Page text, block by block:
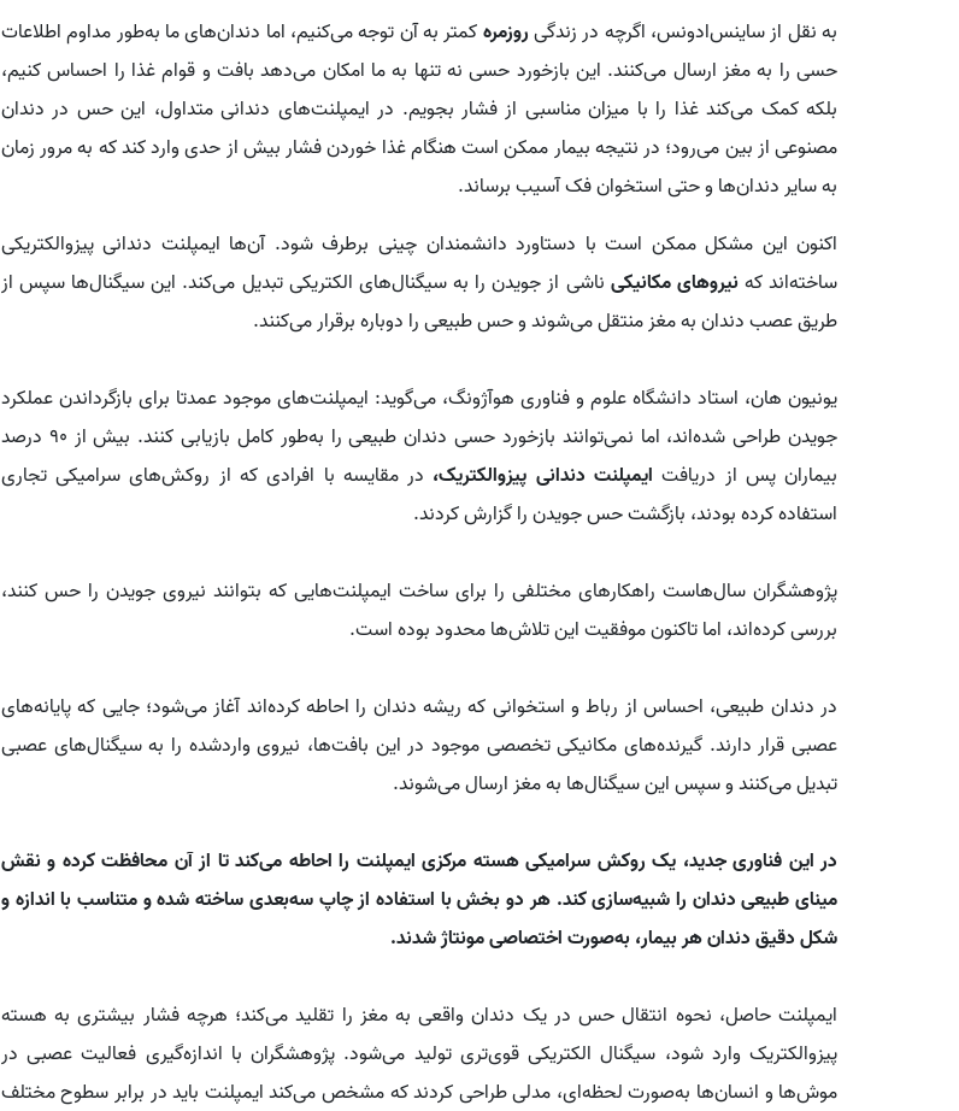
به نقل از ساینس‌ادونس، اگرچه در زندگیروزمرهکمتر به آن توجه می‌کنیم، اما دندان‌های ما به‌طور مداوم اطلاعات
حسی را به مغز ارسال می‌کنند. این بازخورد حسی نه‌ تنها به ما امکان می‌دهد بافت و قوام غذا را احساس کنیم،
بلکه کمک می‌کند غذا را با میزان مناسبی از فشار بجویم. در ایمپلنت‌های دندانی متداول، این حس در دندان
مصنوعی از بین می‌رود؛ در نتیجه بیمار ممکن است هنگام غذا خوردن فشار بیش از حدی وارد کند که به مرور زمان
به سایر دندان‌ها و حتی استخوان فک آسیب برساند.
اکنون این مشکل ممکن است با دستاورد دانشمندان چینی برطرف شود. آن‌ها ایمپلنت دندانی پیزوالکتریکی
ساخته‌اند کهنیروهای مکانیکی ناشی از جویدن را به سیگنال‌های الکتریکی تبدیل می‌کند. این سیگنال‌ها سپس از
طریق عصب دندان به مغز منتقل می‌شوند و حس طبیعی را دوباره برقرار می‌کنند.
یونیون هان، استاد دانشگاه علوم و فناوری هوآژونگ، می‌گوید: ایمپلنت‌های موجود عمدتا برای بازگرداندن عملکرد
جویدن طراحی شده‌اند، اما نمی‌توانند بازخورد حسی دندان طبیعی را به‌طور کامل بازیابی کنند. بیش از ۹۰ درصد
بیماران پس از دریافتایمپلنت دندانی پیزوالکتریک، در مقایسه با افرادی که از روکش‌های سرامیکی تجاری
استفاده کرده بودند، بازگشت حس جویدن را گزارش کردند.
پژوهشگران سال‌هاست راهکارهای مختلفی را برای ساخت ایمپلنت‌هایی که بتوانند نیروی جویدن را حس کنند،
بررسی کرده‌اند، اما تاکنون موفقیت این تلاش‌ها محدود بوده است.
در دندان طبیعی، احساس از رباط و استخوانی که ریشه دندان را احاطه کرده‌اند آغاز می‌شود؛ جایی که پایانه‌های
عصبی قرار دارند. گیرنده‌های مکانیکی تخصصی موجود در این بافت‌ها، نیروی واردشده را به سیگنال‌های عصبی
تبدیل می‌کنند و سپس این سیگنال‌ها به مغز ارسال می‌شوند.
در این فناوری جدید، یک روکش سرامیکی هسته مرکزی ایمپلنت را احاطه می‌کند تا از آن محافظت کرده و نقش
مینای طبیعی دندان را شبیه‌سازی کند. هر دو بخش با استفاده از چاپ سه‌بعدی ساخته شده و متناسب با اندازه و
شکل دقیق دندان هر بیمار، به‌صورت اختصاصی مونتاژ شدند.
ایمپلنت حاصل، نحوه انتقال حس در یک دندان واقعی به مغز را تقلید می‌کند؛ هرچه فشار بیشتری به هسته
پیزوالکتریک وارد شود، سیگنال الکتریکی قوی‌تری تولید می‌شود. پژوهشگران با اندازه‌گیری فعالیت عصبی در
موش‌ها و انسان‌ها به‌صورت لحظه‌ای، مدلی طراحی کردند که مشخص می‌کند ایمپلنت باید در برابر سطوح مختلف